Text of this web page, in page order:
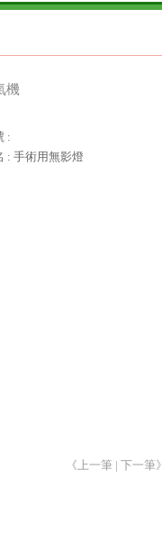
機
:
: 手術用無影燈
《上一筆 | 下一筆》